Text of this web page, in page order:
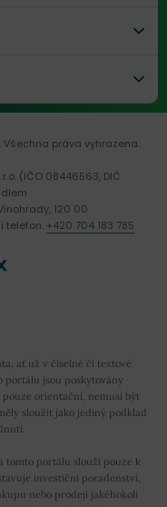
ať už v číselné či textové
portálu jsou poskytovány
orientační, nemusí být
sloužit jako jediný podklad
tomto portálu slouží pouze k
investiční poradenství,
nebo prodeji jakéhokoli
Všechna práva vyhrazena.
(IČO 08446563, DIČ
120 00
telefon: +420 704 183 785